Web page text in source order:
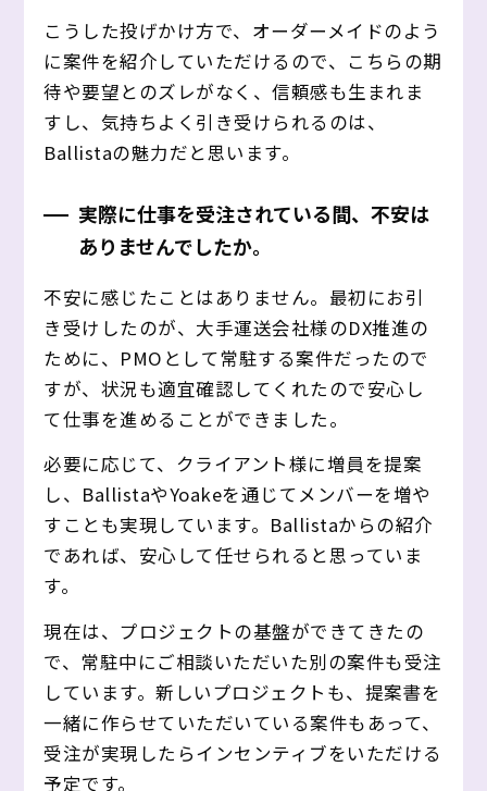
こうした投げかけ方で、オーダーメイドのよう
に案件を紹介していただけるので、こちらの期
待や要望とのズレがなく、信頼感も生まれま
すし、気持ちよく引き受けられるのは、
Ballistaの魅力だと思います。
実際に仕事を受注されている間、不安は
ありませんでしたか。
不安に感じたことはありません。最初にお引
き受けしたのが、大手運送会社様のDX推進の
ために、PMOとして常駐する案件だったので
すが、状況も適宜確認してくれたので安心し
て仕事を進めることができました。
必要に応じて、クライアント様に増員を提案
し、BallistaやYoakeを通じてメンバーを増や
すことも実現しています。Ballistaからの紹介
であれば、安心して任せられると思っていま
す。
現在は、プロジェクトの基盤ができてきたの
で、常駐中にご相談いただいた別の案件も受注
しています。新しいプロジェクトも、提案書を
一緒に作らせていただいている案件もあって、
受注が実現したらインセンティブをいただける
予定です。